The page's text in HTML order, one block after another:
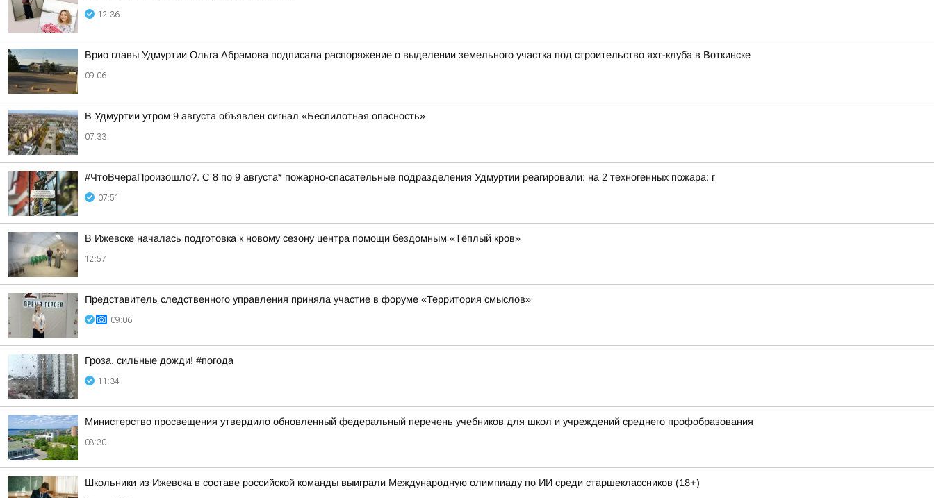
12:36
Врио главы Удмуртии Ольга Абрамова подписала распоряжение о выделении земельного участка под строительство яхт-клуба в Воткинске
09:06
В Удмуртии утром 9 августа объявлен сигнал «Беспилотная опасность»
07:33
#ЧтоВчераПроизошло?. С 8 по 9 августа* пожарно-спасательные подразделения Удмуртии реагировали: на 2 техногенных пожара: г
07:51
В Ижевске началась подготовка к новому сезону центра помощи бездомным «Тёплый кров»
12:57
Представитель следственного управления приняла участие в форуме «Территория смыслов»
09:06
Гроза, сильные дожди! #погода
11:34
Министерство просвещения утвердило обновленный федеральный перечень учебников для школ и учреждений среднего профобразования
08:30
Школьники из Ижевска в составе российской команды выиграли Международную олимпиаду по ИИ среди старшеклассников (18+)